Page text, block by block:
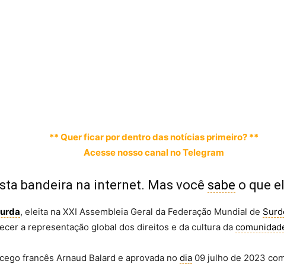
** Quer ficar por dentro das notícias primeiro? **
Acesse nosso canal no Telegram
bandeira na internet. Mas você sabe o que
, eleita na XXI Assembleia Geral da Federação Mundial de
a representação global dos direitos e da cultura da
francês Arnaud Balard e aprovada no dia 09 julho de 2023